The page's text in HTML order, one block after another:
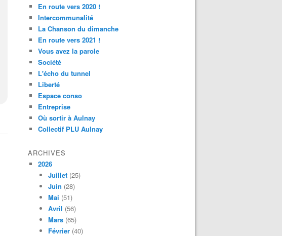
En route vers 2020 !
Intercommunalité
La Chanson du dimanche
En route vers 2021 !
Vous avez la parole
Société
L'écho du tunnel
Liberté
Espace conso
Entreprise
Où sortir à Aulnay
Collectif PLU Aulnay
ARCHIVES
2026
Juillet (25)
Juin (28)
Mai (51)
Avril (56)
Mars (65)
Février (40)